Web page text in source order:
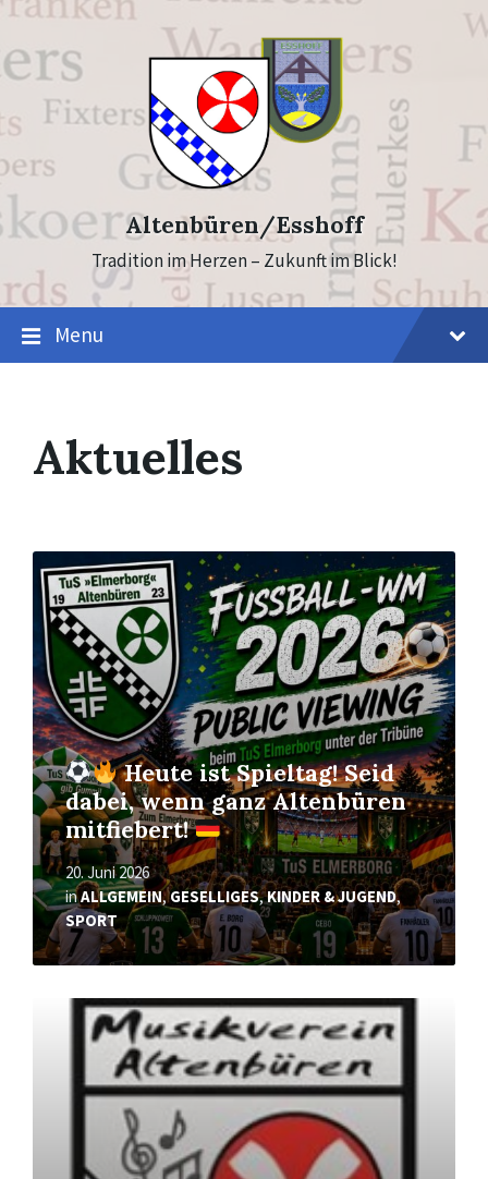
Skip
content
Skip
footer
Altenbüren/Esshoff
Tradition im Herzen – Zukunft im Blick!
Menu
Aktuelles
Heute ist Spieltag! Seid
dabei, wenn ganz Altenbüren
mitfiebert!
20. Juni 2026
inALLGEMEIN,GESELLIGES,KINDER & JUGEND,
SPORT
Mehr
erfahren
Mehr
erfahren